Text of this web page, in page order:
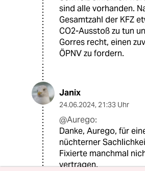
sind alle vorhanden.
Gesamtzahl der KFZ
CO2-Ausstoß zu tun
Gorres recht, einen
ÖPNV zu fordern.
Janix
24.06.2024, 21:33 Uhr
@Aurego:
Danke, Aurego, für
nüchterner
Fixierte manchmal
vertragen.